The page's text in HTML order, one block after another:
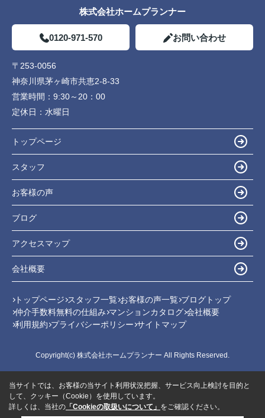
株式会社ホームプランナー
0120-971-570 お問い合わせ
〒253-0056
神奈川県茅ヶ崎市共恵2-8-33
営業時間： 9:30～20：00
定休日： 水曜日
トップページ
スタッフ
お客様の声
ブログ
アクセスマップ
会社概要
トップページ スタッフ一覧 お客様の声一覧 ブログトップ
仲介手数料無料の仕組み マンションカタログ 会社概要
利用規約 プライバシーポリシー サイトマップ
Copyright(c) 株式会社ホームプランナー All Rights Reserved.
当サイトでは、お客様の当サイト利用状況把握、サービス向上検討を目的と
して、クッキー（Cookie）を使用しています。
詳しくは、当社の 「Cookieの取扱いについて」 をご確認ください。